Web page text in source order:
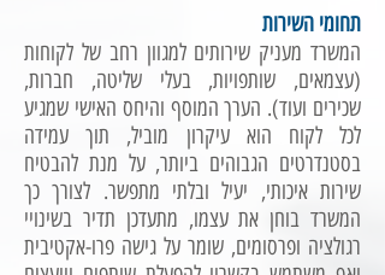
תחומי השירות
המשרד מעניק שירותים למגוון רחב של לקוחות
(עצמאים, שותפויות, בעלי שליטה, חברות,
שכירים ועוד). הערך המוסף והיחס האישי שמגיע
לכל לקוח הוא עיקרון מוביל, תוך עמידה
בסטנדרטים הגבוהים ביותר, על מנת להבטיח
שירות איכותי, יעיל ובלתי מתפשר. לצורך כך
המשרד בוחן את עצמו, מתעדכן תדיר בשינויי
רגולציה ופרסומים, שומר על גישה פרו-אקטיבית